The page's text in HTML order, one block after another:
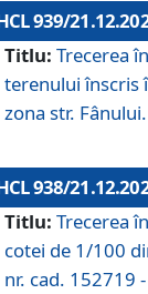
939/
Titlu: Trecerea
terenului înscris
zona str. Fânului.
938/
Titlu: Trecerea
cotei de 1/100
nr. cad. 152719